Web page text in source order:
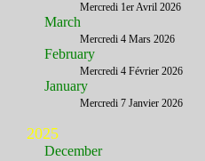
A la Une
Mercredi 1er Avril 2026
March
Mercredi 4 Mars 2026
February
Mercredi 4 Février 2026
January
Mercredi 7 Janvier 2026
2025
December